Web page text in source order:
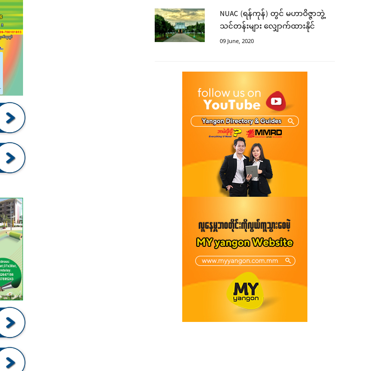
NUAC (ရန်ကုန်) တွင် မဟာဝိဇ္ဇာဘွဲ့
သင်တန်းများ လျှောက်ထားနိုင်
09 June, 2020